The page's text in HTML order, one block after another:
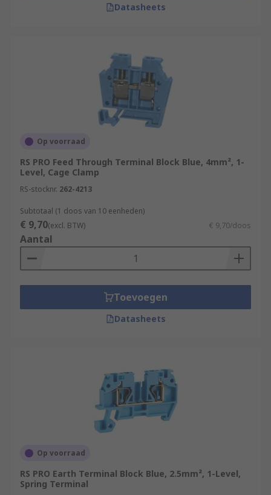
Datasheets
Op voorraad
RS PRO Feed Through Terminal Block Blue, 4mm², 1-
Level, Cage Clamp
RS-stocknr. 262-4213
Subtotaal (1 doos van 10 eenheden)
€ 9,70(excl. BTW) € 9,70/doos
Aantal
Toevoegen
Datasheets
Op voorraad
RS PRO Earth Terminal Block Blue, 2.5mm², 1-Level,
Spring Terminal